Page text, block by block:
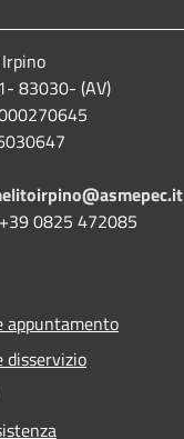
83030- (AV)
0825 472085
appuntamento
disservizio